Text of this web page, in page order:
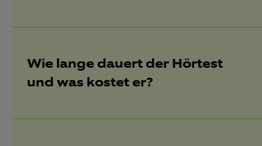
Wie lange dauert der Hörtest
und was kostet er?